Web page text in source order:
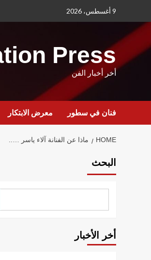
content
9 أغسطس، 2026
Press
أخر أخبار الفن
فنان في سطور معرض الابتكار
HOME ماذا عن الفنانة آلاء ياسر …..
البحث
أخر الأخبار